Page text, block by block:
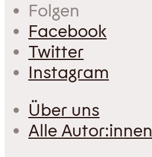
Folgen
Facebook
Twitter
Instagram
Über uns
Alle Autor:innen